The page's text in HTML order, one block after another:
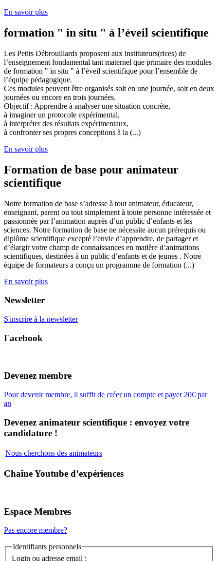
En savoir plus
formation " in situ " à l’éveil scientifique
Les Petits Débrouillards proposent aux instituteurs(rices) de
l’enseignement fondamental tant maternel que primaire des modules
de formation " in situ " à l’éveil scientifique pour l’ensemble de
l’équipe pédagogique.
Ces modules peuvent être organisés soit en une journée, soit en deux
journées ou encore en trois journées.
Objectif : Apprendre à analyser une situation concrète,
à imaginer un protocole expérimental,
à interpréter des résultats expérimentaux,
à confronter ses propres conceptions à la (...)
En savoir plus
Formation de base pour animateur
scientifique
Notre formation de base s’adresse à tout animateur, éducateur,
enseignant, parent ou tout simplement à toute personne intéressée et
passionnée par l’animation auprès d’un public d’enfants et les
sciences. Notre formation de base ne nécessite aucun prérequis ou
diplôme scientifique excepté l’envie d’apprendre, de partager et
d’élargir votre champ de connaissances en matière d’animations
scientifiques, destinées à un public d’enfants et de jeunes . Notre
équipe de formateurs a conçu un programme de formation (...)
En savoir plus
Newsletter
S'inscrire à la newsletter
Facebook
Devenez membre
Pour devenir membre, il suffit de créer un compte et payer 20€ par
an
Devenez animateur scientifique : envoyez votre
candidature !
Nous cherchons des animateurs
Chaîne Youtube d’expériences
Espace Membres
Pas encore membre?
Identifiants personnels
Login ou adresse email :